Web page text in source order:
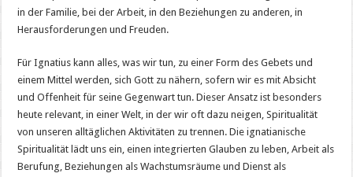
in der Familie, bei der Arbeit, in den Beziehungen zu anderen, in
Herausforderungen und Freuden.
Für Ignatius kann alles, was wir tun, zu einer Form des Gebets und
einem Mittel werden, sich Gott zu nähern, sofern wir es mit Absicht
und Offenheit für seine Gegenwart tun. Dieser Ansatz ist besonders
heute relevant, in einer Welt, in der wir oft dazu neigen, Spiritualität
von unseren alltäglichen Aktivitäten zu trennen. Die ignatianische
Spiritualität lädt uns ein, einen integrierten Glauben zu leben, Arbeit als
Berufung, Beziehungen als Wachstumsräume und Dienst als